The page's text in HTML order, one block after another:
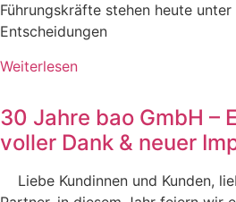
Führungskräfte stehen heute
Entscheidungen
Weiterlesen
30 Jahre bao GmbH –
voller Dank & neuer
Liebe Kundinnen und Kunden,